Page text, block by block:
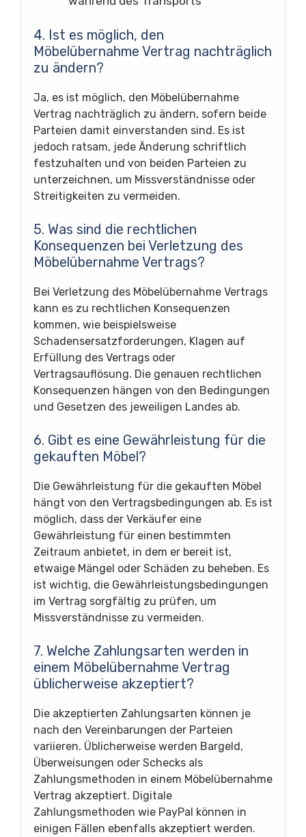
4. Ist es möglich, den
Möbelübernahme Vertrag nachträglich
zu ändern?
Ja, es ist möglich, den Möbelübernahme
Vertrag nachträglich zu ändern, sofern beide
Parteien damit einverstanden sind. Es ist
jedoch ratsam, jede Änderung schriftlich
festzuhalten und von beiden Parteien zu
unterzeichnen, um Missverständnisse oder
Streitigkeiten zu vermeiden.
5. Was sind die rechtlichen
Konsequenzen bei Verletzung des
Möbelübernahme Vertrags?
Bei Verletzung des Möbelübernahme Vertrags
kann es zu rechtlichen Konsequenzen
kommen, wie beispielsweise
Schadensersatzforderungen, Klagen auf
Erfüllung des Vertrags oder
Vertragsauflösung. Die genauen rechtlichen
Konsequenzen hängen von den Bedingungen
und Gesetzen des jeweiligen Landes ab.
6. Gibt es eine Gewährleistung für die
gekauften Möbel?
Die Gewährleistung für die gekauften Möbel
hängt von den Vertragsbedingungen ab. Es ist
möglich, dass der Verkäufer eine
Gewährleistung für einen bestimmten
Zeitraum anbietet, in dem er bereit ist,
etwaige Mängel oder Schäden zu beheben. Es
ist wichtig, die Gewährleistungsbedingungen
im Vertrag sorgfältig zu prüfen, um
Missverständnisse zu vermeiden.
7. Welche Zahlungsarten werden in
einem Möbelübernahme Vertrag
üblicherweise akzeptiert?
Die akzeptierten Zahlungsarten können je
nach den Vereinbarungen der Parteien
variieren. Üblicherweise werden Bargeld,
Überweisungen oder Schecks als
Zahlungsmethoden in einem Möbelübernahme
Vertrag akzeptiert. Digitale
Zahlungsmethoden wie PayPal können in
einigen Fällen ebenfalls akzeptiert werden.